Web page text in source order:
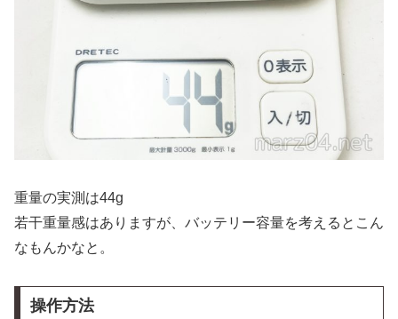
重量の実測は44g
若干重量感はありますが、バッテリー容量を考えるとこん
なもんかなと。
操作方法